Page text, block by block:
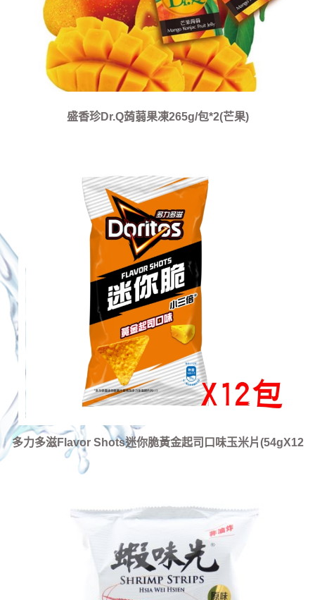
盛香珍Dr.Q蒟蒻果凍265g/包*2(芒果)
多力多滋Flavor Shots迷你脆黃金起司口味玉米片(54gX12